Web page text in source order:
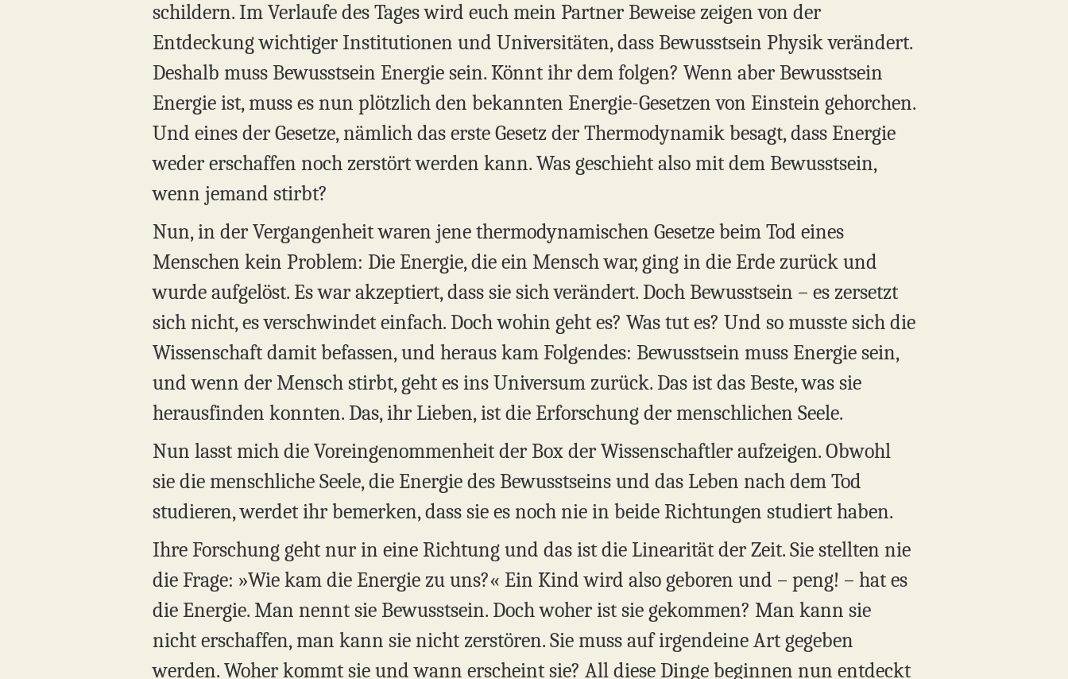
schildern. Im Verlaufe des Tages wird euch mein Partner Beweise zeigen von der
Entdeckung wichtiger Institutionen und Universitäten, dass Bewusstsein Physik verändert.
Deshalb muss Bewusstsein Energie sein. Könnt ihr dem folgen? Wenn aber Bewusstsein
Energie ist, muss es nun plötzlich den bekannten Energie-Gesetzen von Einstein gehorchen.
Und eines der Gesetze, nämlich das erste Gesetz der Thermodynamik besagt, dass Energie
weder erschaffen noch zerstört werden kann. Was geschieht also mit dem Bewusstsein,
wenn jemand stirbt?
Nun, in der Vergangenheit waren jene thermodynamischen Gesetze beim Tod eines
Menschen kein Problem: Die Energie, die ein Mensch war, ging in die Erde zurück und
wurde aufgelöst. Es war akzeptiert, dass sie sich verändert. Doch Bewusstsein – es zersetzt
sich nicht, es verschwindet einfach. Doch wohin geht es? Was tut es? Und so musste sich die
Wissenschaft damit befassen, und heraus kam Folgendes: Bewusstsein muss Energie sein,
und wenn der Mensch stirbt, geht es ins Universum zurück. Das ist das Beste, was sie
herausfinden konnten. Das, ihr Lieben, ist die Erforschung der menschlichen Seele.
Nun lasst mich die Voreingenommenheit der Box der Wissenschaftler aufzeigen. Obwohl
sie die menschliche Seele, die Energie des Bewusstseins und das Leben nach dem Tod
studieren, werdet ihr bemerken, dass sie es noch nie in beide Richtungen studiert haben.
Ihre Forschung geht nur in eine Richtung und das ist die Linearität der Zeit. Sie stellten nie
die Frage: »Wie kam die Energie zu uns?« Ein Kind wird also geboren und – peng! – hat es
die Energie. Man nennt sie Bewusstsein. Doch woher ist sie gekommen? Man kann sie
nicht erschaffen, man kann sie nicht zerstören. Sie muss auf irgendeine Art gegeben
werden. Woher kommt sie und wann erscheint sie? All diese Dinge beginnen nun entdeckt